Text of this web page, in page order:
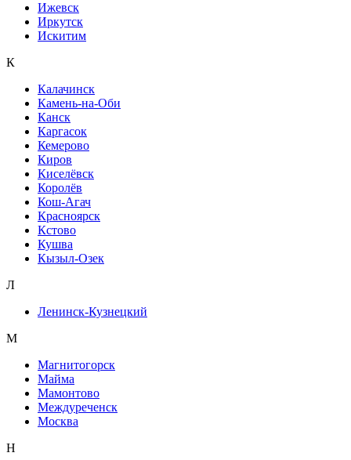
Ижевск
Иркутск
Искитим
К
Калачинск
Камень-на-Оби
Канск
Каргасок
Кемерово
Киров
Киселёвск
Королёв
Кош-Агач
Красноярск
Кстово
Кушва
Кызыл-Озек
Л
Ленинск-Кузнецкий
М
Магнитогорск
Майма
Мамонтово
Междуреченск
Москва
Н